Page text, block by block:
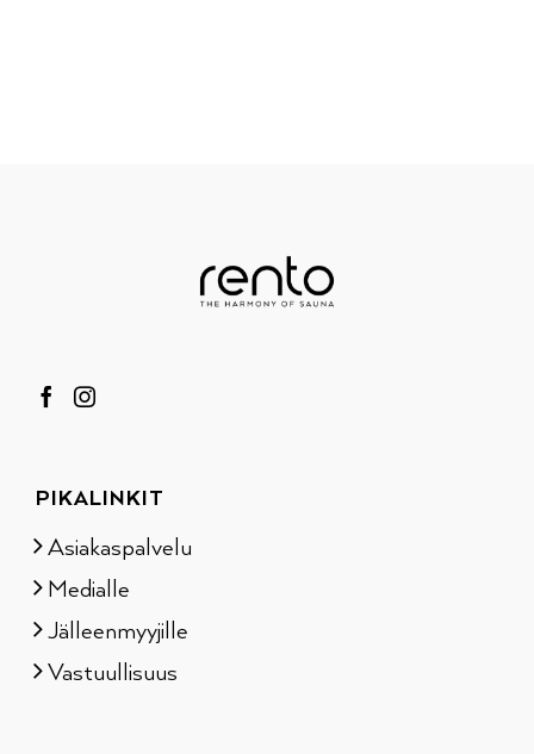
PIKALINKIT
Asiakaspalvelu
Medialle
Jälleenmyyjille
Vastuullisuus